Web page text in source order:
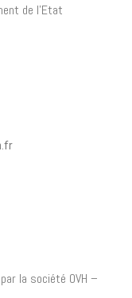
de l’Etat
la société OVH –